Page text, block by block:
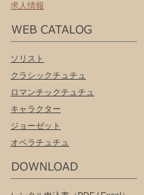
求人情報
ソリスト
クラシックチュチュ
ロマンチックチュチュ
キャラクター
ジョーゼット
オペラチュチュ